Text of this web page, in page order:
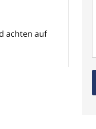
achten auf